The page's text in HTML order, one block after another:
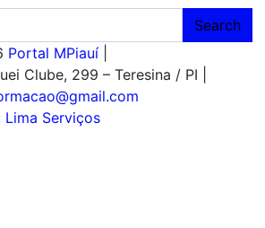
Search
Portal MPiauí
Clube, 299 – Teresina / PI
Lima Serviços